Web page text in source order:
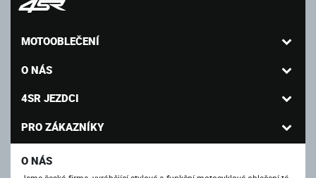
MOTOOBLEČENÍ
O NÁS
4SR JEZDCI
PRO ZÁKAZNÍKY
O NÁS